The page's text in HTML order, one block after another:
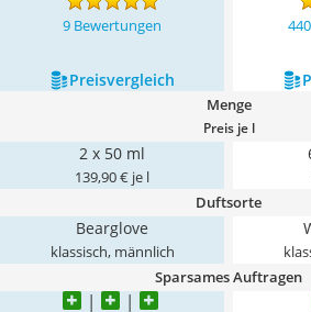
9 Bewertungen
Preis­vergleich
Menge
Preis je l
2 x 50 ml
139,90 € je l
Duftsorte
Bearglove
klassisch, männlich
Sparsames Auftragen